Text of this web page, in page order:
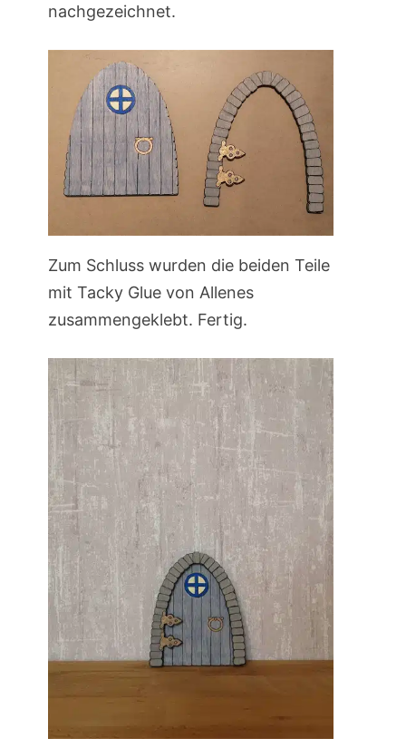
nachgezeichnet.
Zum Schluss wurden die beiden Teile
mit Tacky Glue von Allenes
zusammengeklebt. Fertig.